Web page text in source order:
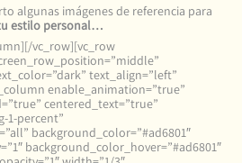
algunas imágenes de referencia para
estilo personal…
vc_row][vc_row
text_align=”left”
enable_animation=”true”
centered_text=”true”
1-percent”
background_color=”#ad6801″
background_color_hover=”#ad6801″